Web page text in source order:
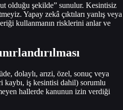
olduğu şekilde” sunulur. Kesintisiz
Yapay zekâ çıktıları yanlış veya
kullanmanın risklerini anlar ve
dolaylı, arızi, özel, sonuç veya
kaybı, iş kesintisi dahil) sorumlu
hallerde kanunun izin verdiği